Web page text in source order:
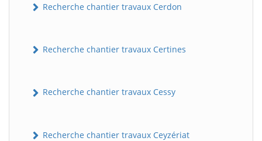
Recherche chantier travaux Cerdon
Recherche chantier travaux Certines
Recherche chantier travaux Cessy
Recherche chantier travaux Ceyzériat